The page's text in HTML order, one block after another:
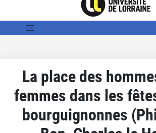
La place des
femmes dans les
bourguignonnes